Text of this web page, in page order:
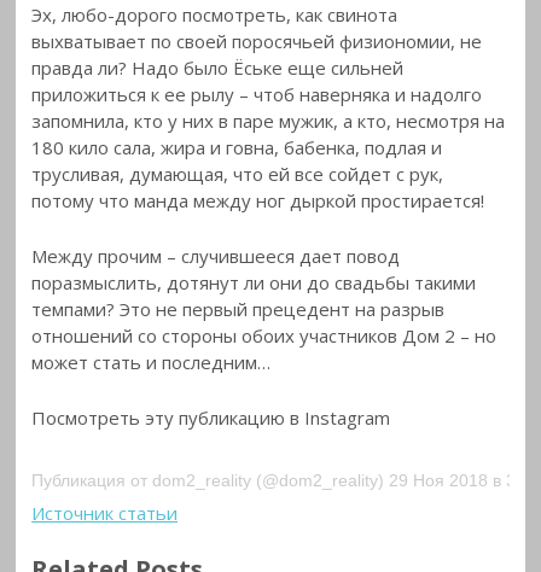
Эх, любо-дорого посмотреть, как свинота
выхватывает по своей поросячьей физиономии, не
правда ли? Надо было Ёське еще сильней
приложиться к ее рылу – чтоб наверняка и надолго
запомнила, кто у них в паре мужик, а кто, несмотря на
180 кило сала, жира и говна, бабенка, подлая и
трусливая, думающая, что ей все сойдет с рук,
потому что манда между ног дыркой простирается!
Между прочим – случившееся дает повод
поразмыслить, дотянут ли они до свадьбы такими
темпами? Это не первый прецедент на разрыв
отношений со стороны обоих участников Дом 2 – но
может стать и последним…
Посмотреть эту публикацию в Instagram
Публикация от dom2_reality (@dom2_reality) 29 Ноя 2018 в
Источник статьи